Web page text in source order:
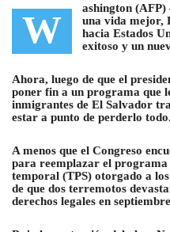
W
ashington (AFP)
una vida mejor,
hacia Estados
exitoso y un
Ahora, luego de que el
poner fin a un programa que
inmigrantes de El Salvador
estar a punto de perderlo todo.
A menos que el Congreso
para reemplazar el programa
temporal (TPS) otorgado a
de que dos terremotos
derechos legales en